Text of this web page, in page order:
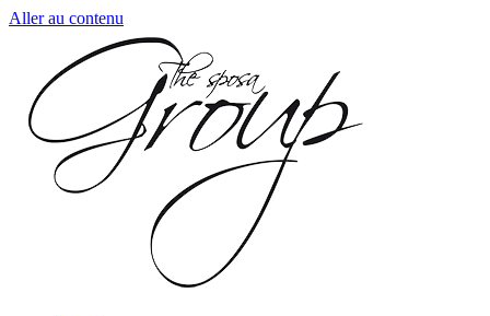
Aller au contenu